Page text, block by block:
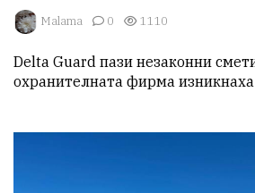
Malama 0 1110
Delta Guard пази незаконни
охранителната фирма